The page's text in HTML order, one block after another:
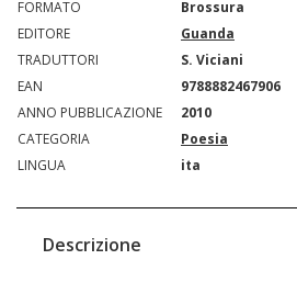
FORMATO
Brossura
EDITORE
Guanda
TRADUTTORI
S. Viciani
EAN
9788882467906
ANNO PUBBLICAZIONE
2010
CATEGORIA
Poesia
LINGUA
ita
Descrizione